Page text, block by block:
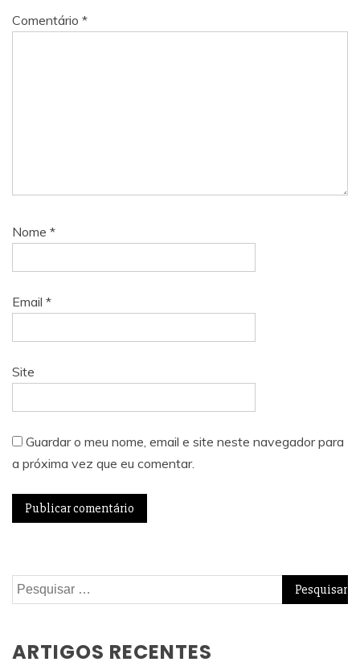
Comentário *
Nome *
Email *
Site
Guardar o meu nome, email e site neste navegador para
a próxima vez que eu comentar.
Pesquisar
por:
ARTIGOS RECENTES